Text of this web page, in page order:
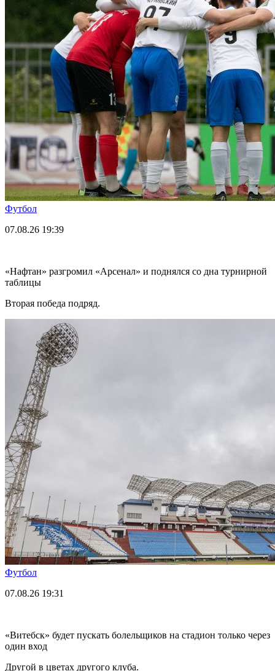
Футбол
07.08.26 19:39
«Нафтан» разгромил «Арсенал» и поднялся со дна турнирной
таблицы
Вторая победа подряд.
Футбол
07.08.26 19:31
«Витебск» будет пускать болельщиков на стадион только через
один вход
Другой в цветах другого клуба.